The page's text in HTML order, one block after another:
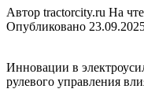
Автор tractorcity.ru На
Опубликовано
Инновации в
рулевого управления